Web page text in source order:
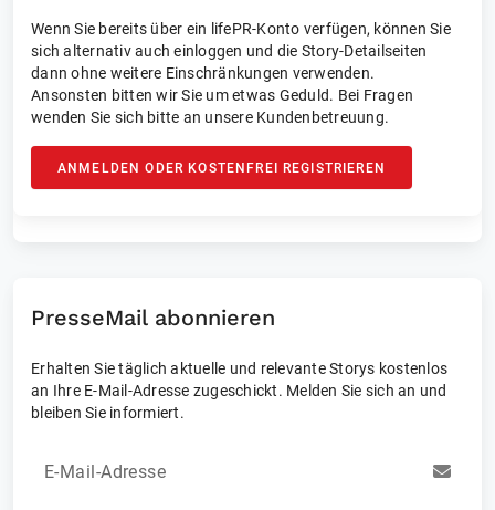
Wenn Sie bereits über ein lifePR-Konto verfügen, können Sie
sich alternativ auch einloggen und die Story-Detailseiten
dann ohne weitere Einschränkungen verwenden.
Ansonsten bitten wir Sie um etwas Geduld. Bei Fragen
wenden Sie sich bitte an unsere Kundenbetreuung.
ANMELDEN ODER KOSTENFREI REGISTRIEREN
PresseMail abonnieren
Erhalten Sie täglich aktuelle und relevante Storys kostenlos
an Ihre E-Mail-Adresse zugeschickt. Melden Sie sich an und
bleiben Sie informiert.
E-Mail-Adresse